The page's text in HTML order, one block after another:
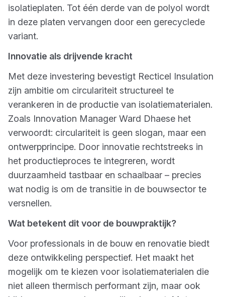
isolatieplaten. Tot één derde van de polyol wordt
in deze platen vervangen door een gerecyclede
variant.
Innovatie als drijvende kracht
Met deze investering bevestigt Recticel Insulation
zijn ambitie om circulariteit structureel te
verankeren in de productie van isolatiematerialen.
Zoals Innovation Manager Ward Dhaese het
verwoordt: circulariteit is geen slogan, maar een
ontwerpprincipe. Door innovatie rechtstreeks in
het productieproces te integreren, wordt
duurzaamheid tastbaar en schaalbaar – precies
wat nodig is om de transitie in de bouwsector te
versnellen.
Wat betekent dit voor de bouwpraktijk?
Voor professionals in de bouw en renovatie biedt
deze ontwikkeling perspectief. Het maakt het
mogelijk om te kiezen voor isolatiematerialen die
niet alleen thermisch performant zijn, maar ook